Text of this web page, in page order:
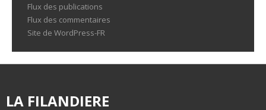
Flux des publications
Flux des commentaires
Site de WordPress-FR
LA FILANDIERE